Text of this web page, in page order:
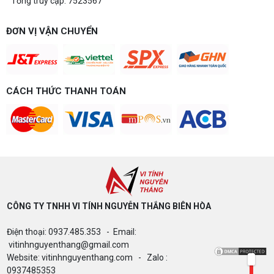
Build PC gaming 15 triệu chơi được
dễ nâng cấp CPU/VGA sau này, tư vấn miễn phí
theo đúng ngân sách.
đến 40 triệu
cách phân bổ CPU, GPU, RAM hợp lý, chọn
Intel/AMD và tránh sai tương thích. Tư vấn miễn
phí tại Vi tính Nguyễn Thắng.
GIGABYTE & INTEL CORE ULTRA 200S
PLUS – NHẬN VOUCHER ĐẾN 800K
quyền ( Vi tính Nguyễn Thắng)
ĐƠN VỊ VẬN CHUYỂN
CÁCH THỨC THANH TOÁN
CÔNG TY TNHH VI TÍNH NGUYỄN THẮNG BIÊN HÒA​
Điện thoại: 0937.485.353 - Email:
vitinhnguyenthang@gmail.com
Website: vitinhnguyenthang.com - Zalo :
0937485353